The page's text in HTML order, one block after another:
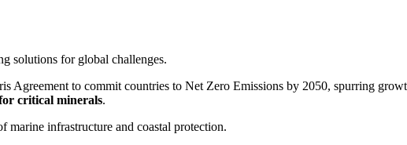
solutions for global challenges.
Agreement to commit countries to Net Zero Emissions by 2050, spurring
critical minerals.
marine infrastructure and coastal protection.